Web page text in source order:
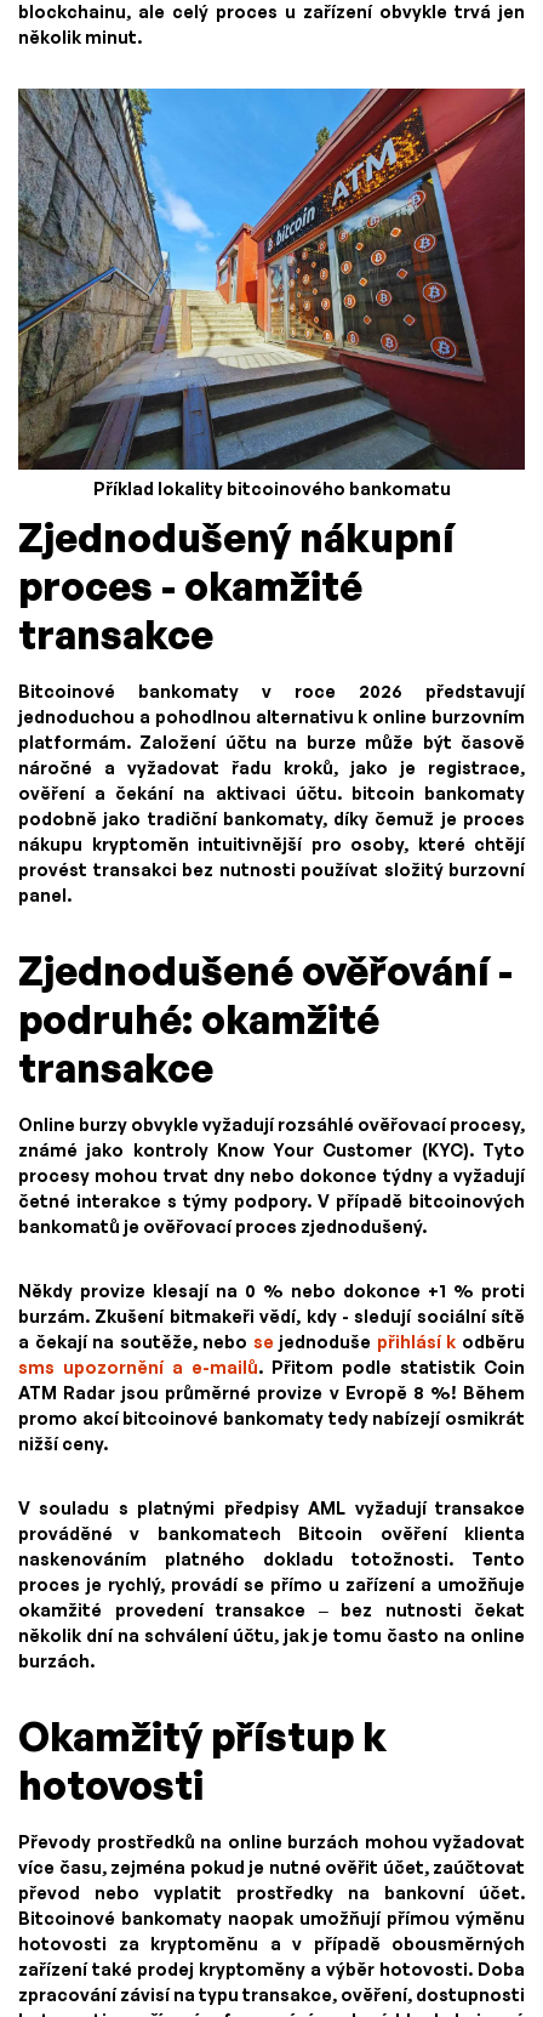
blockchainu, ale celý proces u zařízení obvykle trvá jen
několik minut.
Příklad lokality bitcoinového bankomatu
Zjednodušený nákupní
proces - okamžité
transakce
Bitcoinové bankomaty v roce 2026 představují
jednoduchou a pohodlnou alternativu k online burzovním
platformám. Založení účtu na burze může být časově
náročné a vyžadovat řadu kroků, jako je registrace,
ověření a čekání na aktivaci účtu. bitcoin bankomaty
podobně jako tradiční bankomaty, díky čemuž je proces
nákupu kryptoměn intuitivnější pro osoby, které chtějí
provést transakci bez nutnosti používat složitý burzovní
panel.
Zjednodušené ověřování -
podruhé: okamžité
transakce
Online burzy obvykle vyžadují rozsáhlé ověřovací procesy,
známé jako kontroly Know Your Customer (KYC). Tyto
procesy mohou trvat dny nebo dokonce týdny a vyžadují
četné interakce s týmy podpory. V případě bitcoinových
bankomatů je ověřovací proces zjednodušený.
Někdy provize klesají na 0 % nebo dokonce +1 % proti
burzám. Zkušení bitmakeři vědí, kdy - sledují sociální sítě
a čekají na soutěže, nebo se jednoduše přihlásí k odběru
sms upozornění a e-mailů. Přitom podle statistik Coin
ATM Radar jsou průměrné provize v Evropě 8 %! Během
promo akcí bitcoinové bankomaty tedy nabízejí osmikrát
nižší ceny.
V souladu s platnými předpisy AML vyžadují transakce
prováděné v bankomatech Bitcoin ověření klienta
naskenováním platného dokladu totožnosti. Tento
proces je rychlý, provádí se přímo u zařízení a umožňuje
okamžité provedení transakce – bez nutnosti čekat
několik dní na schválení účtu, jak je tomu často na online
burzách.
Okamžitý přístup k
hotovosti
Převody prostředků na online burzách mohou vyžadovat
více času, zejména pokud je nutné ověřit účet, zaúčtovat
převod nebo vyplatit prostředky na bankovní účet.
Bitcoinové bankomaty naopak umožňují přímou výměnu
hotovosti za kryptoměnu a v případě obousměrných
zařízení také prodej kryptoměny a výběr hotovosti. Doba
zpracování závisí na typu transakce, ověření, dostupnosti